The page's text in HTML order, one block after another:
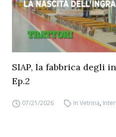
SIAP, la fabbrica degli
Ep.2
07/21/2026 In Vetrina,